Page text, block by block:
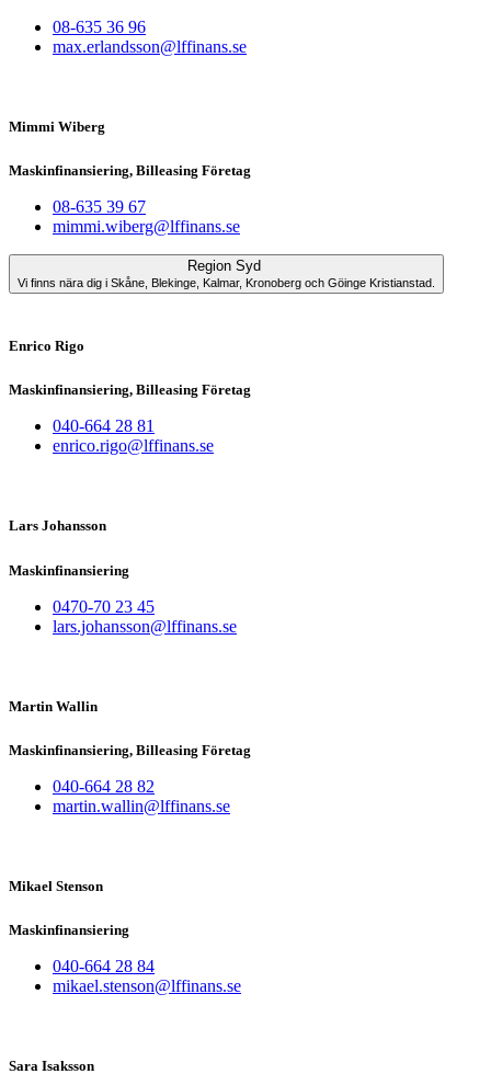
08-635 36 96
max.erlandsson@lffinans.se
Mimmi Wiberg
Maskinfinansiering, Billeasing Företag
08-635 39 67
mimmi.wiberg@lffinans.se
Region Syd
Vi finns nära dig i Skåne, Blekinge, Kalmar, Kronoberg och Göinge Kristianstad.
Enrico Rigo
Maskinfinansiering, Billeasing Företag
040-664 28 81
enrico.rigo@lffinans.se
Lars Johansson
Maskinfinansiering
0470-70 23 45
lars.johansson@lffinans.se
Martin Wallin
Maskinfinansiering, Billeasing Företag
040-664 28 82
martin.wallin@lffinans.se
Mikael Stenson
Maskinfinansiering
040-664 28 84
mikael.stenson@lffinans.se
Sara Isaksson